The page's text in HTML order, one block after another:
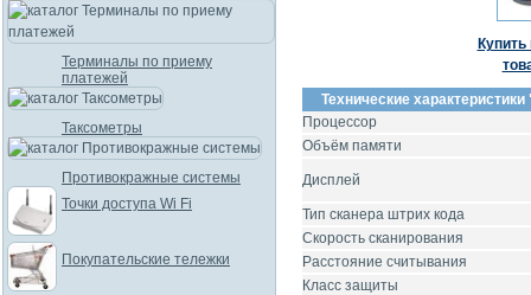
Купить
Технические характеристики
Процессор
Объём памяти
Дисплей
Тип сканера штрих кода
Скорость сканирования
Расстояние считывания
Класс защиты
Терминалы по приему
платежей
Таксометры
Противокражные системы
Точки доступа Wi Fi
Покупательские тележки